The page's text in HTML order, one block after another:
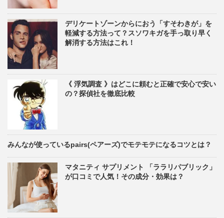
デリケートゾーンからにおう「すそわきが」を
軽減する方法って？スソワキガを手っ取り早く
解消する方法はこれ！
《 浮気調査 》はどこに頼むと正確で安心で安い
の？探偵社を徹底比較
みんなが使っているpairs(ペアーズ)でモテモテになるコツとは？
マタニティ サプリメント 「ララリパブリック」
が口コミで人気！その成分・効果は？